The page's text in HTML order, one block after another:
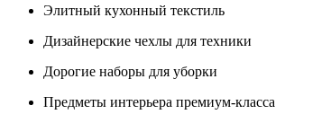
Элитный кухонный текстиль
Дизайнерские чехлы для техники
Дорогие наборы для уборки
Предметы интерьера премиум-класса